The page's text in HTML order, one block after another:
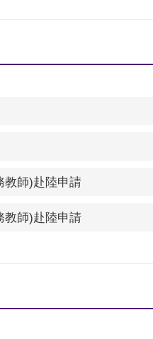
教師)赴陸申請
教師)赴陸申請